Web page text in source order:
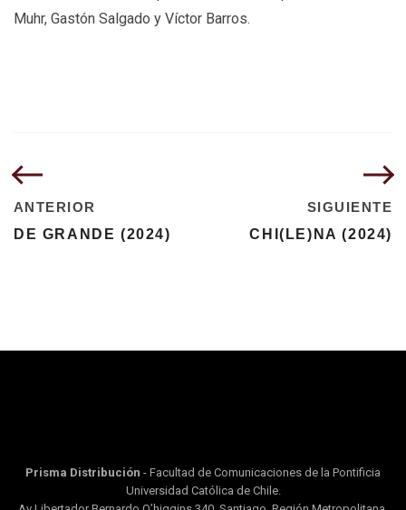
Muhr, Gastón Salgado y Víctor Barros.
ANTERIOR
DE GRANDE (2024)
SIGUIENTE
CHI(LE)NA (2024)
Prisma Distribución - Facultad de Comunicaciones de la Pontificia
Universidad Católica de Chile.